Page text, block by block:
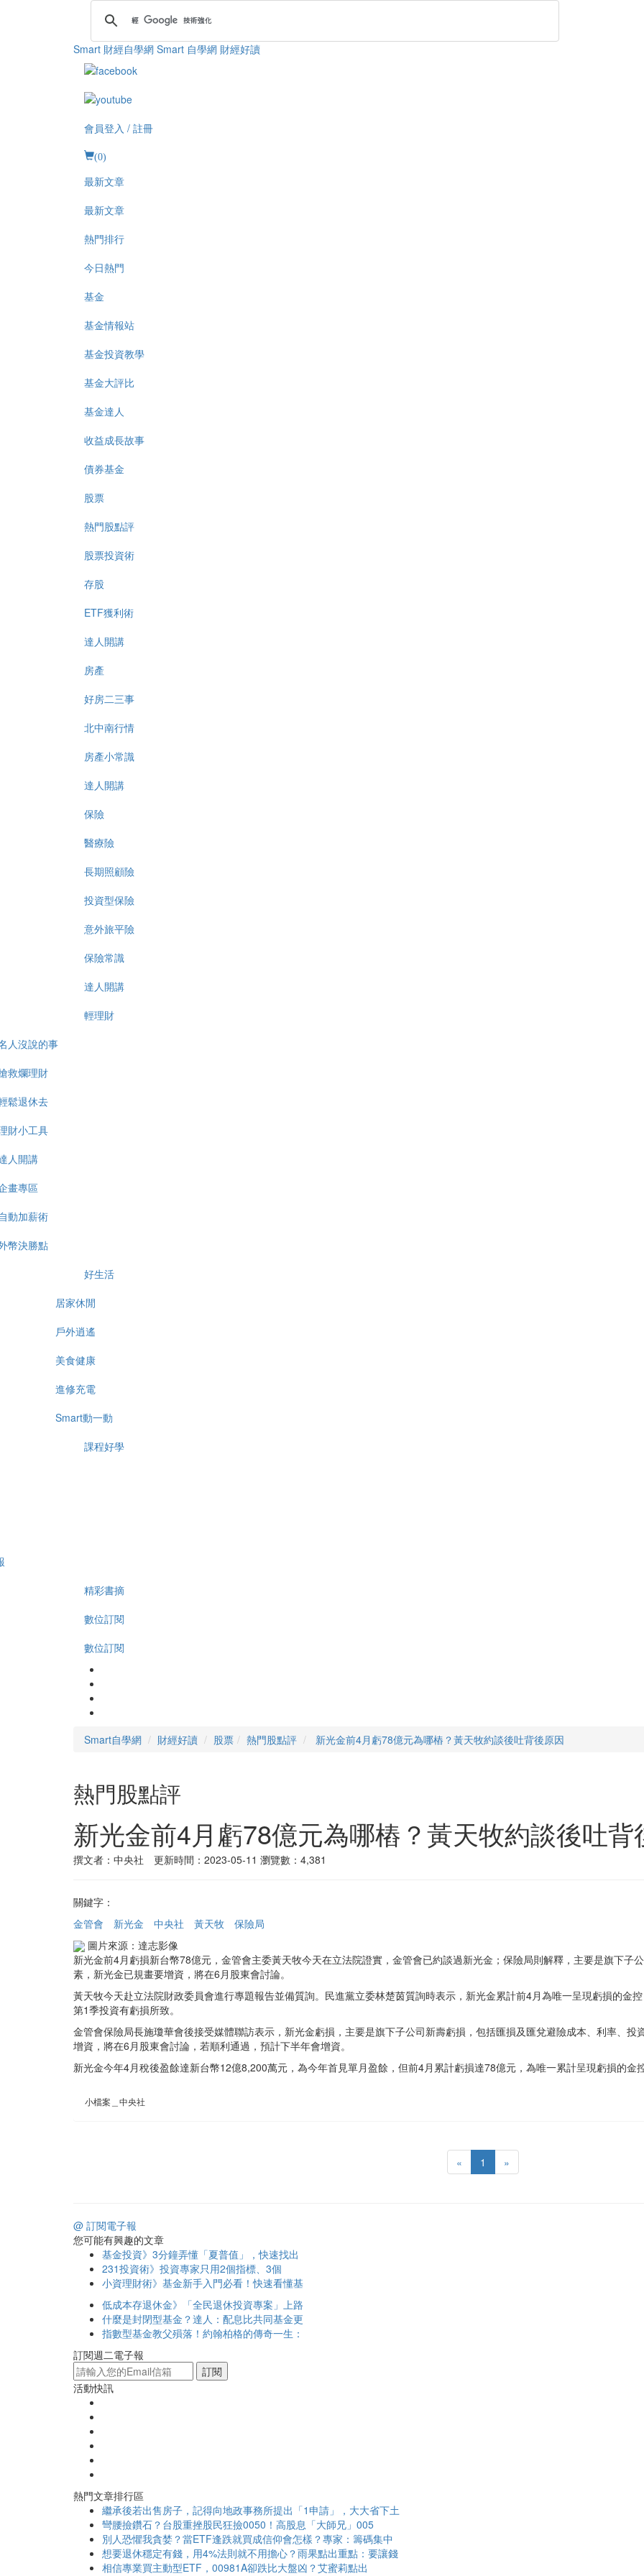
Smart 財經自學網 Smart 自學網 財經好讀
會員登入 / 註冊
(0)
最新文章
最新文章
熱門排行
今日熱門
基金
基金情報站
基金投資教學
基金大評比
基金達人
收益成長故事
債券基金
股票
熱門股點評
股票投資術
存股
ETF獲利術
達人開講
房產
好房二三事
北中南行情
房產小常識
達人開講
保險
醫療險
長期照顧險
投資型保險
意外旅平險
保險常識
達人開講
輕理財
人沒說的事
救爛理財
鬆退休去
財小工具
人開講
畫專區
動加薪術
幣決勝點
好生活
居家休閒
戶外逍遙
美食健康
進修充電
Smart動一動
課程好學
精彩書摘
數位訂閱
數位訂閱
Smart自學網 財經好讀 股票 熱門股點評 新光金前4月虧78億元為哪樁？黃天牧約談後吐背後原因
熱門股點評
新光金前4月虧78億元為哪樁？黃天牧約談後吐背
撰文者：中央社 更新時間：2023-05-11 瀏覽數：4,381
關鍵字：
金管會
新光金 中央社 黃天牧
保險局
圖片來源：達志影像
新光金前4月虧損新台幣78億元，金管會主委黃天牧今天在立法院證實，金管會已約談過新光金；保險局則解釋，主要是旗下子
素，新光金已規畫要增資，將在6月股東會討論。
黃天牧今天赴立法院財政委員會進行專題報告並備質詢。民進黨立委林楚茵質詢時表示，新光金累計前4月為唯一呈現虧損的金
第1季投資有虧損所致。
金管會保險局長施瓊華會後接受媒體聯訪表示，新光金虧損，主要是旗下子公司新壽虧損，包括匯損及匯兌避險成本、利率、
增資，將在6月股東會討論，若順利通過，預計下半年會增資。
新光金今年4月稅後盈餘達新台幣12億8,200萬元，為今年首見單月盈餘，但前4月累計虧損達78億元，為唯一累計呈現虧損的金
小檔案＿中央社
« 1 »
@ 訂閱電子報
您可能有興趣的文章
基金投資》3分鐘弄懂「夏普值」，快速找出
231投資術》投資專家只用2個指標、3個
小資理財術》基金新手入門必看！快速看懂基
低成本存退休金》「全民退休投資專案」上路
什麼是封閉型基金？達人：配息比共同基金更
指數型基金教父殞落！約翰柏格的傳奇一生：
訂閱週二電子報
訂閱
活動快訊
熱門文章排行區
繼承後若出售房子，記得向地政事務所提出「1申請」，大大省下土
彎腰撿鑽石？台股重挫股民狂撿0050！高股息「大師兄」005
別人恐懼我貪婪？當ETF逢跌就買成信仰會怎樣？專家：籌碼集中
想要退休穩定有錢，用4%法則就不用擔心？雨果點出重點：要讓錢
相信專業買主動型ETF，00981A卻跌比大盤凶？艾蜜莉點出